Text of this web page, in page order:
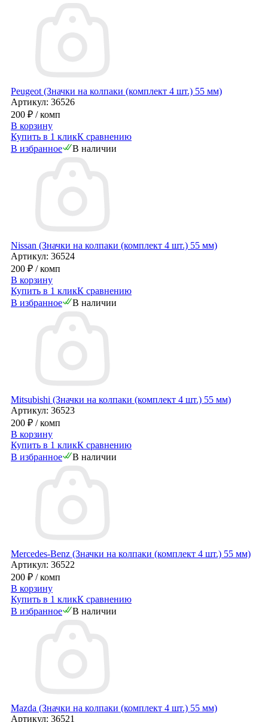
Peugeot (Значки на колпаки (комплект 4 шт.) 55 мм)
Артикул: 36526
200 ₽ / комп
В корзину
Купить в 1 кликК сравнению
В избранное
В наличии
Nissan (Значки на колпаки (комплект 4 шт.) 55 мм)
Артикул: 36524
200 ₽ / комп
В корзину
Купить в 1 кликК сравнению
В избранное
В наличии
Mitsubishi (Значки на колпаки (комплект 4 шт.) 55 мм)
Артикул: 36523
200 ₽ / комп
В корзину
Купить в 1 кликК сравнению
В избранное
В наличии
Mercedes-Benz (Значки на колпаки (комплект 4 шт.) 55 мм)
Артикул: 36522
200 ₽ / комп
В корзину
Купить в 1 кликК сравнению
В избранное
В наличии
Mazda (Значки на колпаки (комплект 4 шт.) 55 мм)
Артикул: 36521